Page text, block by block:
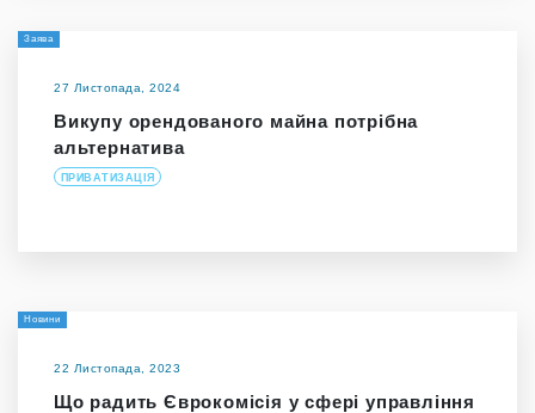
Заява
27 Листопада, 2024
Викупу орендованого майна потрібна
альтернатива
ПРИВАТИЗАЦІЯ
Новини
22 Листопада, 2023
Що радить Єврокомісія у сфері управління